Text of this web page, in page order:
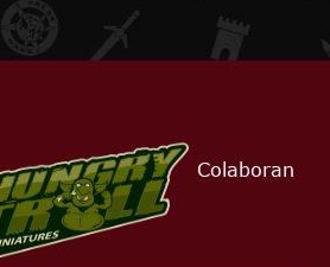
Colaboran